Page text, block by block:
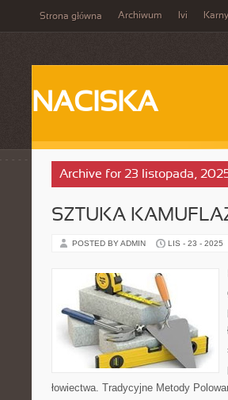
Strona główna Archiwum Ivi Karny
NACISKA
Archive for 23 listopada,
SZTUKA
POSTED BY ADMIN LIS - 23 - 2025
łowiectwa. Tradycyjne Metody